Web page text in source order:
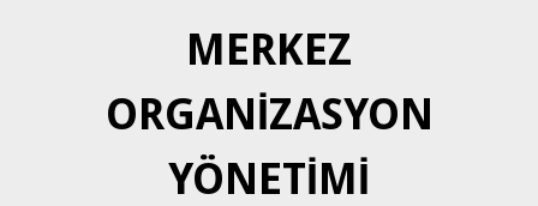
MERKEZ
ORGANİZASYON
YÖNETİMİ